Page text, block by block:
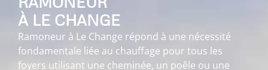
À LE CHANGE
Ramoneur à Le Change répond à une nécessité
fondamentale liée au chauffage pour tous les
foyers utilisant une cheminée, un poêle ou une